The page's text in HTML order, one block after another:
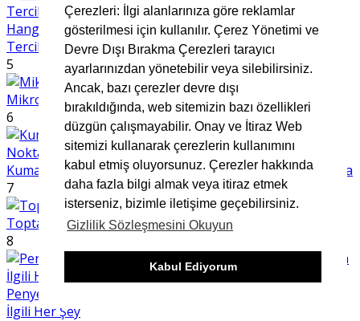
Çerezleri: İlgi alanlarınıza göre reklamlar
gösterilmesi için kullanılır. Çerez Yönetimi ve
Devre Dışı Bırakma Çerezleri tarayıcı
ayarlarınızdan yönetebilir veya silebilirsiniz.
Ancak, bazı çerezler devre dışı
bırakıldığında, web sitemizin bazı özellikleri
düzgün çalışmayabilir. Onay ve İtiraz Web
sitemizi kullanarak çerezlerin kullanımını
kabul etmiş oluyorsunuz. Çerezler hakkında
daha fazla bilgi almak veya itiraz etmek
isterseniz, bizimle iletişime geçebilirsiniz.
Gizlilik Sözleşmesini Okuyun
Kabul Ediyorum
Hangi Kumaş Hangi Sezon? Mevsimlere Göre Kumaş
Tercihleri
5
Mikro Kumaş Nedir
6
Kumaş Seçerken Dikkat Edilmesi Gereken 7 Önemli Nokta
7
Toptan Müslin Kumaş
8
Penye Kumaş Nedir? Kullanım Alanları ve Avantajlarıyla
İlgili Her Şey